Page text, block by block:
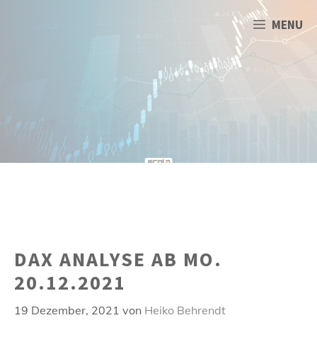
MENU
DAX ANALYSE AB MO.
20.12.2021
19 Dezember, 2021 von Heiko Behrendt